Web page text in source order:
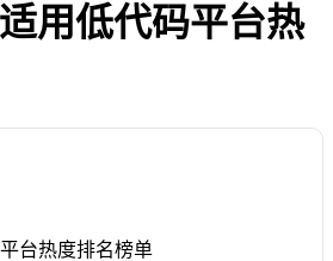
用低代码平台热
台热度排名榜单